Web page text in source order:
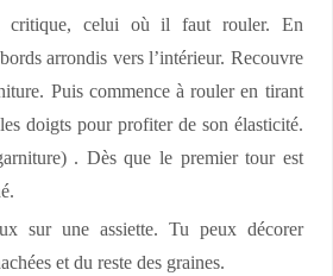
critique, celui où il faut rouler. En
arrondis vers l’intérieur. Recouvre
Puis commence à rouler en tirant
doigts pour profiter de son élasticité.
. Dès que le premier tour est
sur une assiette. Tu peux décorer
et du reste des graines.